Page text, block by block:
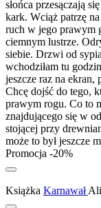
słońca przesączają
kark. Wciąż patrzę
ruch w jego prawym
ciemnym lustrze.
siebie. Drzwi od
wchodziłam tu
jeszcze raz na
Chcę dojść do tego,
prawym rogu. Co to
znajdującego się w
stojącej przy
może to był jeszcze
Promocja -20%
Książka Karnawał